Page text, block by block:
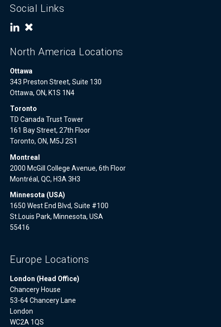
Social Links
North America Locations
Ottawa
343 Preston Street, Suite 130
Ottawa, ON, K1S 1N4
Toronto
TD Canada Trust Tower
161 Bay Street, 27th Floor
Toronto, ON, M5J 2S1
Montreal
2000 McGill College Avenue, 6th Floor
Montréal, QC, H3A 3H3
Minnesota (USA)
1650 West End Blvd, Suite #100
St.Louis Park, Minnesota, USA
55416
Europe Locations
London (Head Office)
Chancery House
53-64 Chancery Lane
London
WC2A 1QS